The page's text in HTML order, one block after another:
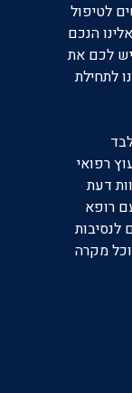
לטיפול
הנכם
לכם את
לתחילת
רפואי
דעת
רופא
לנסיבות
מקרה